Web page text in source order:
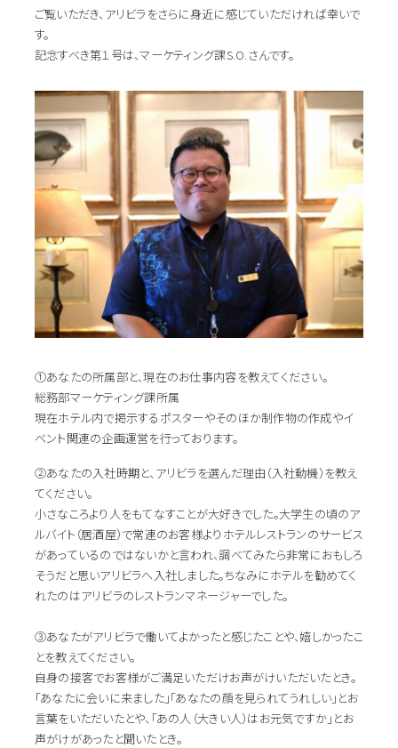
ご覧いただき、アリビラをさらに身近に感じていただければ幸いで
す。
記念すべき第１号は、マーケティング課S.O.さんです。
①あなたの所属部と、現在のお仕事内容を教えてください。
総務部マーケティング課所属
現在ホテル内で掲示するポスターやそのほか制作物の作成やイ
ベント関連の企画運営を行っております。
②あなたの入社時期と、アリビラを選んだ理由（入社動機）を教え
てください。
小さなころより人をもてなすことが大好きでした。大学生の頃のア
ルバイト（居酒屋）で常連のお客様よりホテルレストランのサービス
があっているのではないかと言われ、調べてみたら非常におもしろ
そうだと思いアリビラへ入社しました。ちなみにホテルを勧めてく
れたのはアリビラのレストランマネージャーでした。
③あなたがアリビラで働いてよかったと感じたことや、嬉しかったこ
とを教えてください。
自身の接客でお客様がご満足いただけお声がけいただいたとき。
「あなたに会いに来ました」「あなたの顔を見られてうれしい」とお
言葉をいただいたとや、「あの人（大きい人）はお元気ですか」とお
声がけがあったと聞いたとき。